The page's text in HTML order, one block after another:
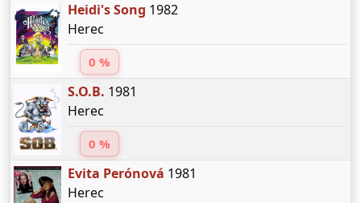
Heidi's Song 1982
Herec
0 %
S.O.B. 1981
Herec
0 %
Evita Perónová 1981
Herec